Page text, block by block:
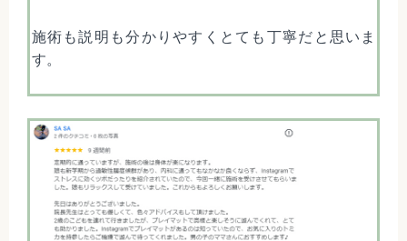
施術も説明も分かりやすくとても丁寧だと思いま
す。